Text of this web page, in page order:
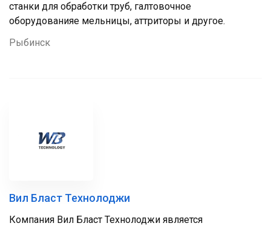
станки для обработки труб, галтовочное
оборудованияе мельницы, аттриторы и другое.
Рыбинск
Вил Бласт Технолоджи
Компания Вил Бласт Технолоджи является